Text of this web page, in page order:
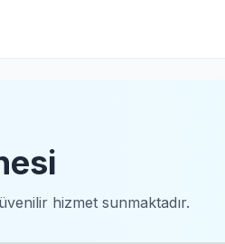
hizmet sunmaktadır.